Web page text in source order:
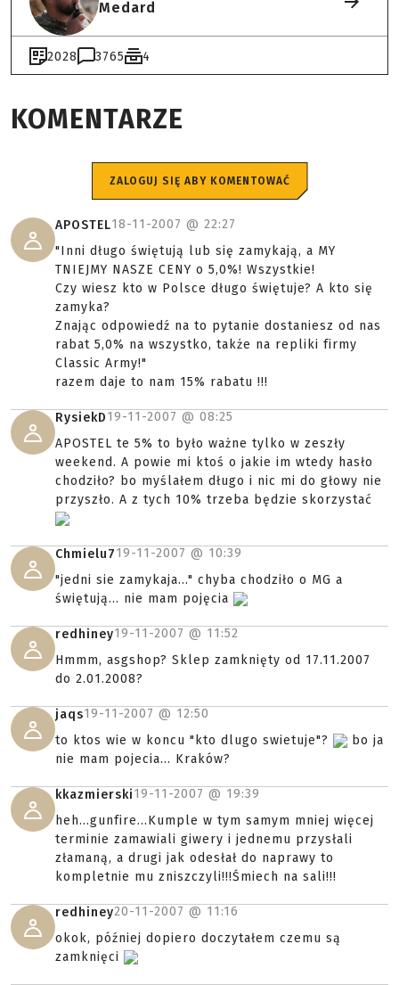
Medard
2028 3765 4
KOMENTARZE
ZALOGUJ SIĘ ABY KOMENTOWAĆ
APOSTEL18-11-2007 @ 22:27
"Inni długo świętują lub się zamykają, a MY
TNIEJMY NASZE CENY o 5,0%! Wszystkie!
Czy wiesz kto w Polsce długo świętuje? A kto się
zamyka?
Znając odpowiedź na to pytanie dostaniesz od nas
rabat 5,0% na wszystko, także na repliki firmy
Classic Army!"
razem daje to nam 15% rabatu !!!
RysiekD19-11-2007 @ 08:25
APOSTEL te 5% to było ważne tylko w zeszły
weekend. A powie mi ktoś o jakie im wtedy hasło
chodziło? bo myślałem długo i nic mi do głowy nie
przyszło. A z tych 10% trzeba będzie skorzystać
Chmielu719-11-2007 @ 10:39
"jedni sie zamykaja..." chyba chodziło o MG a
świętują... nie mam pojęcia
redhiney19-11-2007 @ 11:52
Hmmm, asgshop? Sklep zamknięty od 17.11.2007
do 2.01.2008?
jaqs19-11-2007 @ 12:50
to ktos wie w koncu "kto dlugo swietuje"?
bo ja
nie mam pojecia... Kraków?
kkazmierski19-11-2007 @ 19:39
heh...gunfire...Kumple w tym samym mniej więcej
terminie zamawiali giwery i jednemu przysłali
złamaną, a drugi jak odesłał do naprawy to
kompletnie mu zniszczyli!!!Śmiech na sali!!!
redhiney20-11-2007 @ 11:16
okok, później dopiero doczytałem czemu są
zamknięci